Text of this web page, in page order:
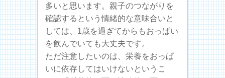
多いと思います。親子のつながりを
確認するという情緒的な意味合いと
しては、1歳を過ぎてからもおっぱい
を飲んでいても大丈夫です。
ただ注意したいのは、栄養をおっぱ
いに依存してはいけないというこ